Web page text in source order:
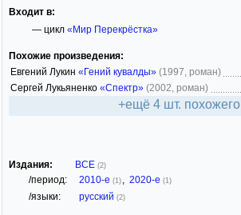
Входит в:
— цикл «Мир Перекрёстка»
Похожие произведения:
Евгений Лукин «Гений кувалды» (1997, роман)
Сергей Лукьяненко «Спектр» (2002, роман)
+ещё 4 шт. похожего
Издания: ВСЕ (2)
/период: 2010-е (1) , 2020-е (1)
/языки: русский (2)